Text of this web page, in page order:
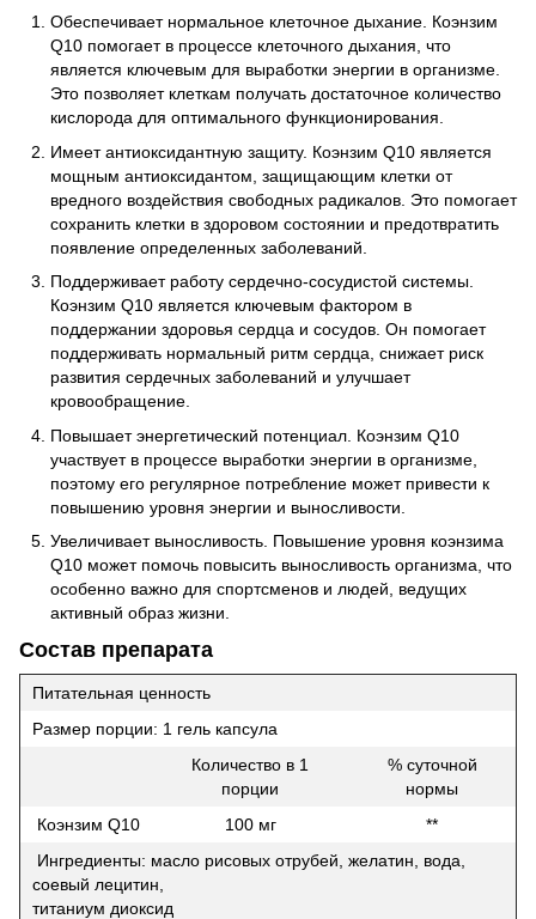
Обеспечивает нормальное клеточное дыхание. Коэнзим
Q10 помогает в процессе клеточного дыхания, что
является ключевым для выработки энергии в организме.
Это позволяет клеткам получать достаточное количество
кислорода для оптимального функционирования.
Имеет антиоксидантную защиту. Коэнзим Q10 является
мощным антиоксидантом, защищающим клетки от
вредного воздействия свободных радикалов. Это помогает
сохранить клетки в здоровом состоянии и предотвратить
появление определенных заболеваний.
Поддерживает работу сердечно-сосудистой системы.
Коэнзим Q10 является ключевым фактором в
поддержании здоровья сердца и сосудов. Он помогает
поддерживать нормальный ритм сердца, снижает риск
развития сердечных заболеваний и улучшает
кровообращение.
Повышает энергетический потенциал. Коэнзим Q10
участвует в процессе выработки энергии в организме,
поэтому его регулярное потребление может привести к
повышению уровня энергии и выносливости.
Увеличивает выносливость. Повышение уровня коэнзима
Q10 может помочь повысить выносливость организма, что
особенно важно для спортсменов и людей, ведущих
активный образ жизни.
Состав препарата
Питательная ценность
Размер порции: 1 гель капсула
Количество в 1
порции
% суточной
нормы
Коэнзим Q10
100 мг
**
Ингредиенты: масло рисовых отрубей, желатин, вода,
соевый лецитин,
титаниум диоксид